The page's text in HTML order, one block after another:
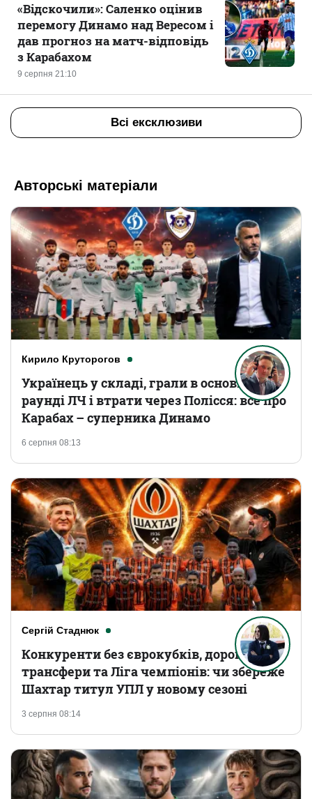
9 серпня 21:10
«Відскочили»: Саленко оцінив
перемогу Динамо над Вересом і
дав прогноз на матч-відповідь
з Карабахом
Всі ексклюзиви
Авторські матеріали
Кирило Круторогов
6 серпня 08:13
Українець у складі, грали в основному
раунді ЛЧ і втрати через Полісся: все про
Карабах – суперника Динамо
Сергій Стаднюк
3 серпня 08:14
Конкуренти без єврокубків, дорогі
трансфери та Ліга чемпіонів: чи збереже
Шахтар титул УПЛ у новому сезоні